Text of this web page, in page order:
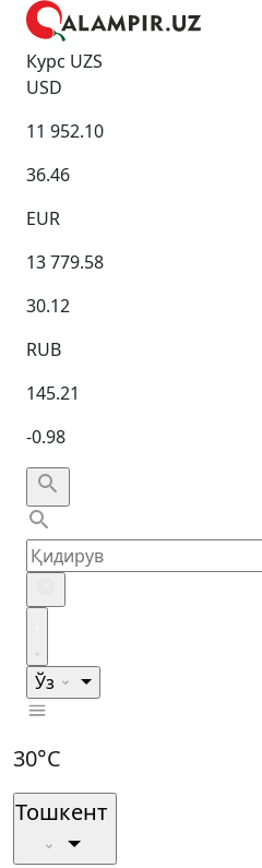
Курс UZS
USD
11 952.10
36.46
EUR
13 779.58
30.12
RUB
145.21
-0.98
Ўз
30°C
Тошкент